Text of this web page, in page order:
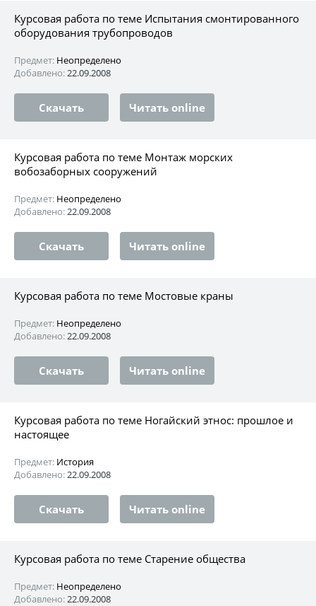
Курсовая работа по теме Испытания смонтированного
оборудования трубопроводов
Предмет: Неопределено
Добавлено:22.09.2008
Скачать Читать online
Курсовая работа по теме Монтаж морских
вобозаборных сооружений
Предмет: Неопределено
Добавлено:22.09.2008
Скачать Читать online
Курсовая работа по теме Мостовые краны
Предмет: Неопределено
Добавлено:22.09.2008
Скачать Читать online
Курсовая работа по теме Ногайский этнос: прошлое и
настоящее
Предмет: История
Добавлено:22.09.2008
Скачать Читать online
Курсовая работа по теме Старение общества
Предмет: Неопределено
Добавлено:22.09.2008